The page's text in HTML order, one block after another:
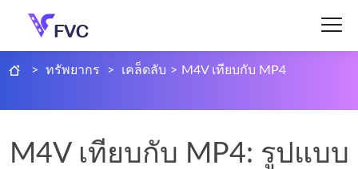
> ทรัพยากร > เคล็ดลับ > M4V เทียบกับ MP4
M4V เทียบกับ MP4: รูปแบบ